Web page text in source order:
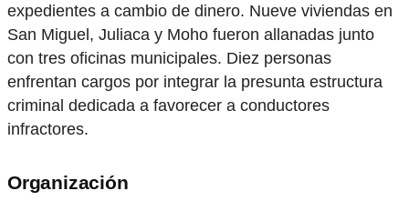
expedientes a cambio de dinero. Nueve viviendas en
San Miguel, Juliaca y Moho fueron allanadas junto
con tres oficinas municipales. Diez personas
enfrentan cargos por integrar la presunta estructura
criminal dedicada a favorecer a conductores
infractores.
Organización